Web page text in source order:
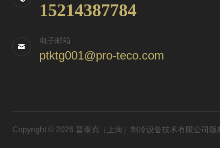
15214387784
电子邮箱
ptktg001@pro-teco.com
Copyright © 2026 普泰克（上海）制冷设备技术有限公司版